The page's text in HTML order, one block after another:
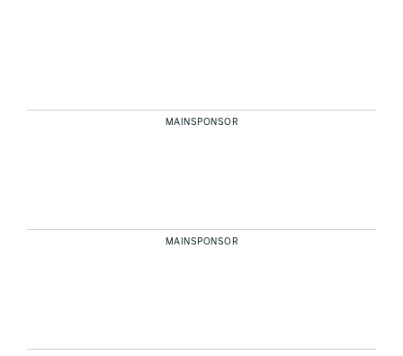
MAINSPONSOR
MAINSPONSOR